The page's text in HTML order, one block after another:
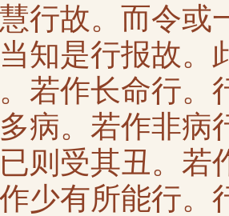
行故。而令或
知是行报故。
若作长命行。
病。若作非病
则受其丑。若
少有所能行。